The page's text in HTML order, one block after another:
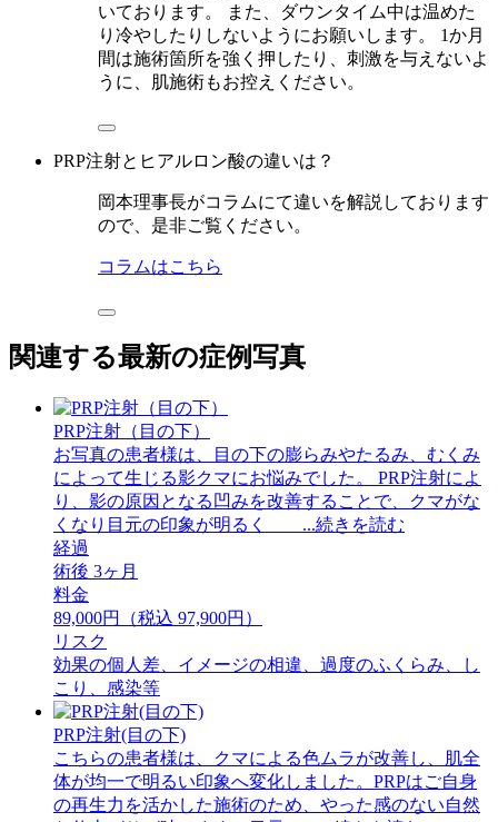
いております。 また、ダウンタイム中は温めた
り冷やしたりしないようにお願いします。 1か月
間は施術箇所を強く押したり、刺激を与えないよ
うに、肌施術もお控えください。
PRP注射とヒアルロン酸の違いは？
岡本理事長がコラムにて違いを解説しております
ので、是非ご覧ください。
コラムはこちら
関連する最新の症例写真
PRP注射（目の下）
お写真の患者様は、目の下の膨らみやたるみ、むくみ
によって生じる影クマにお悩みでした。 PRP注射によ
り、影の原因となる凹みを改善することで、クマがな
くなり目元の印象が明るく ...続きを読む
経過
術後 3ヶ月
料金
89,000円（税込 97,900円）
リスク
効果の個人差、イメージの相違、過度のふくらみ、し
こり、感染等
PRP注射(目の下)
こちらの患者様は、クマによる色ムラが改善し、肌全
体が均一で明るい印象へ変化しました。PRPはご自身
の再生力を活かした施術のため、やった感のない自然